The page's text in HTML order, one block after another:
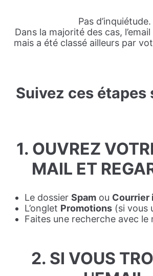
Pas d’inquiétude.
Dans la majorité des cas,
mais a été classé ailleurs par
Suivez ces étapes
1. OUVREZ
MAIL ET
Le dossier Spam ou Courrier
L’onglet Promotions (si vous
Faites une recherche avec le
2. SI VOUS